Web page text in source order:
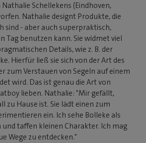
Schellekens (Eindhoven,
Nathalie designt Produkte, die
sind - aber auch superpraktisch,
Tag benutzen kann. Sie widmet viel
Details, wie z. B. der
Hierfür ließ sie sich von der Art des
zum Verstauen von Segeln auf einem
wird. Das ist genau die Art von
lieben. Nathalie: "Mir gefällt,
zu Hause ist. Sie lädt einen zum
ein. Ich sehe Bolleke als
taffen kleinen Charakter. Ich mag
Wege zu entdecken."